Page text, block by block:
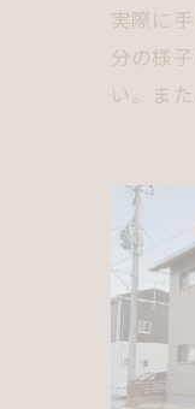
実際に
分の様
い。ま